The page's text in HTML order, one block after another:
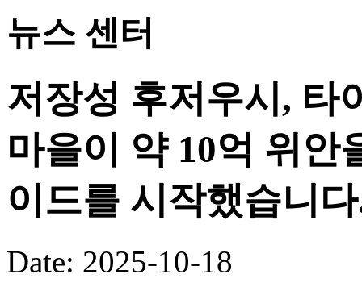
뉴스 센터
저장성 후저우시, 타
마을이 약 10억 위안
이드를 시작했습니
Date: 2025-10-18